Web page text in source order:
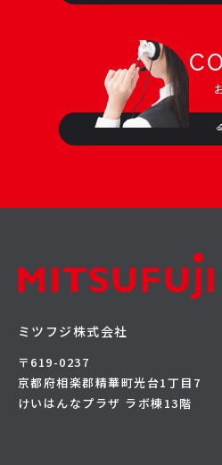
ミツフジ株式会社
〒619-0237
京都府相楽郡精華町光台1丁目7
けいはんなプラザ ラボ棟13階